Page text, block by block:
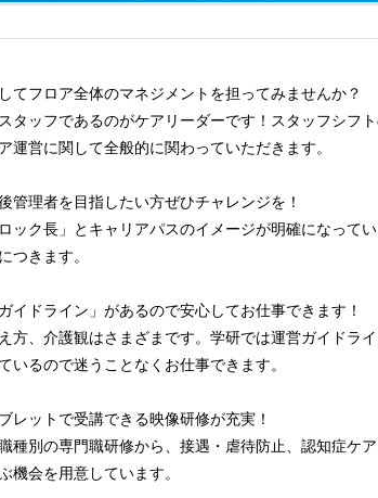
てフロア全体のマネジメントを担ってみませんか？
ッフであるのがケアリーダーです！スタッフシフ
営に関して全般的に関わっていただきます。
理者を目指したい方ぜひチャレンジを！
ク長」とキャリアパスのイメージが明確になって
つきます。
ドライン」があるので安心してお仕事できます！
方、介護観はさまざまです。学研では運営ガイドラ
るので迷うことなくお仕事できます。
レットで受講できる映像研修が充実！
別の専門職研修から、接遇・虐待防止、認知症ケ
機会を用意しています。